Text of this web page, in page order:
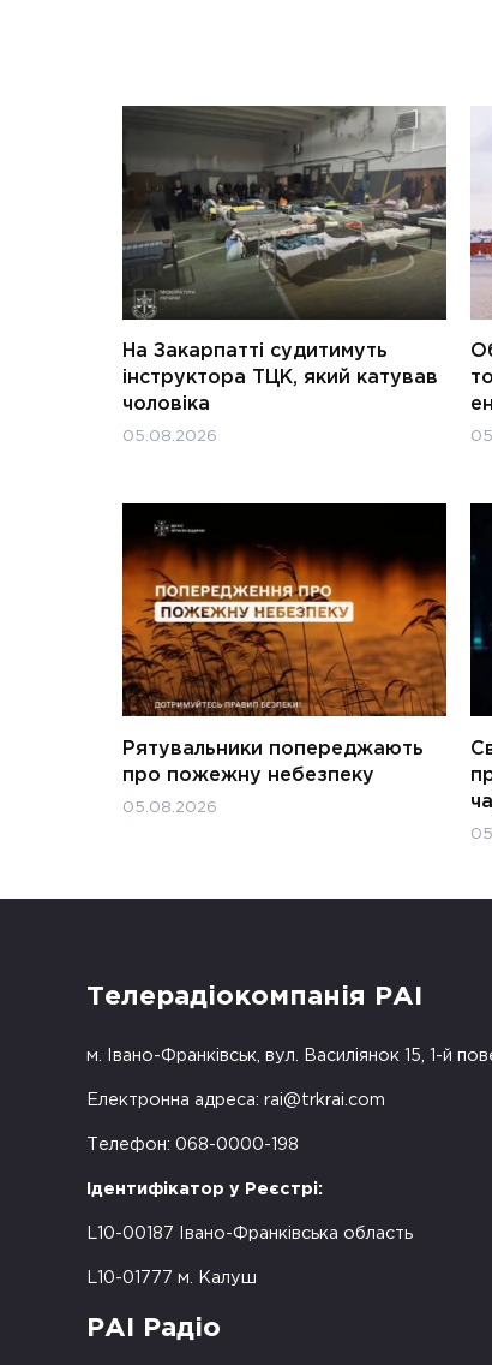
На Закарпатті судитимуть
інструктора ТЦК, який катував
чоловіка
05.08.2026
Рятувальники попереджають
про пожежну небезпеку
05.08.2026
Телерадіокомпанія РАІ
м. Івано-Франківськ, вул. Василіянок 15, 1-й
Електронна адреса: rai@trkrai.com
Телефон: 068-0000-198
Ідентифікатор у Реєстрі:
L10-00187 Івано-Франківська область
L10-01777 м. Калуш
РАІ Радіо